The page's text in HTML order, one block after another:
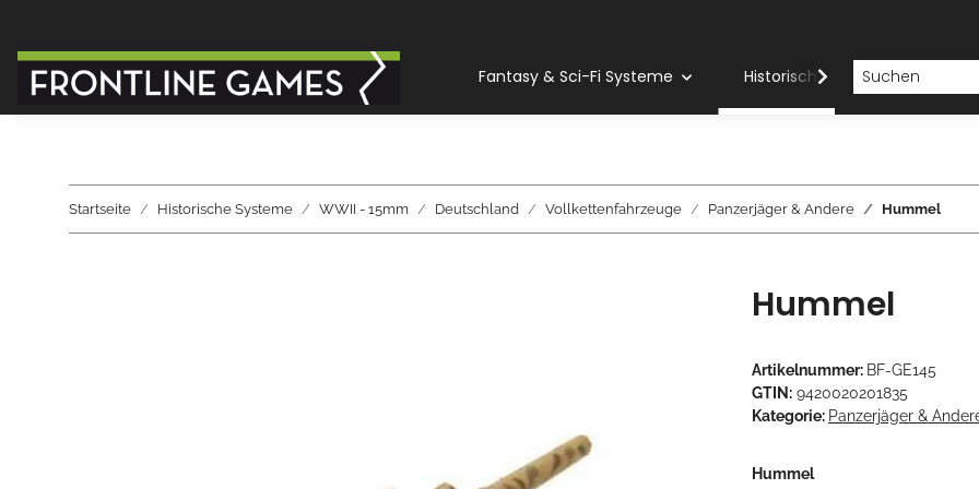
Fantasy & Sci-Fi Systeme Historische Systeme
Startseite Historische Systeme WWII - 15mm Deutschland Vollkettenfahrzeuge Panzerjäger & Andere Hummel
Hummel
Artikelnummer: BF-GE145
GTIN: 9420020201835
Kategorie: Panzerjäger &
Hummel